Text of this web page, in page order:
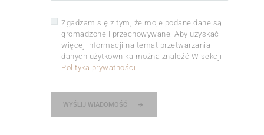
Zgadzam się z tym, że moje podane dane są
gromadzone i przechowywane. Aby uzyskać
więcej informacji na temat przetwarzania
danych użytkownika można znaleźć W sekcji
Polityka prywatności
WYŚLIJ WIADOMOŚĆ